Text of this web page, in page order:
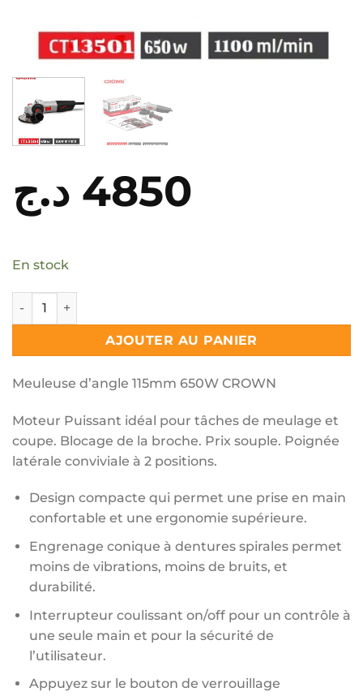
4850 د.ج
En stock
quantité de Meuleuse d'angle 115mm 650W CROWN |
AJOUTER AU PANIER
Meuleuse d’angle 115mm 650W CROWN
Moteur Puissant idéal pour tâches de meulage et
coupe. Blocage de la broche. Prix souple. Poignée
latérale conviviale à 2 positions.
Design compacte qui permet une prise en main
confortable et une ergonomie supérieure.
Engrenage conique à dentures spirales permet
moins de vibrations, moins de bruits, et
durabilité.
Interrupteur coulissant on/off pour un contrôle à
une seule main et pour la sécurité de
l’utilisateur.
Appuyez sur le bouton de verrouillage